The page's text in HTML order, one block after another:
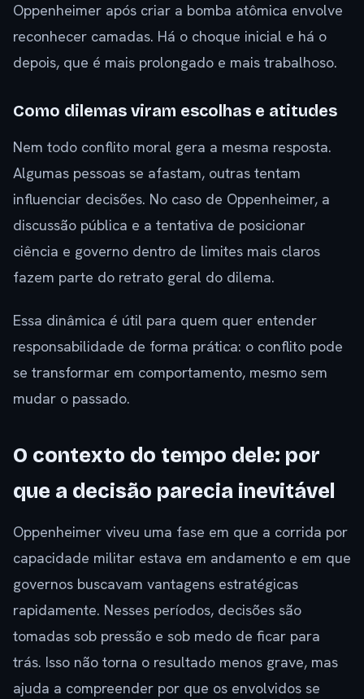
Oppenheimer após criar a bomba atômica envolve
reconhecer camadas. Há o choque inicial e há o
depois, que é mais prolongado e mais trabalhoso.
Como dilemas viram escolhas e atitudes
Nem todo conflito moral gera a mesma resposta.
Algumas pessoas se afastam, outras tentam
influenciar decisões. No caso de Oppenheimer, a
discussão pública e a tentativa de posicionar
ciência e governo dentro de limites mais claros
fazem parte do retrato geral do dilema.
Essa dinâmica é útil para quem quer entender
responsabilidade de forma prática: o conflito pode
se transformar em comportamento, mesmo sem
mudar o passado.
O contexto do tempo dele: por
que a decisão parecia inevitável
Oppenheimer viveu uma fase em que a corrida por
capacidade militar estava em andamento e em que
governos buscavam vantagens estratégicas
rapidamente. Nesses períodos, decisões são
tomadas sob pressão e sob medo de ficar para
trás. Isso não torna o resultado menos grave, mas
ajuda a compreender por que os envolvidos se